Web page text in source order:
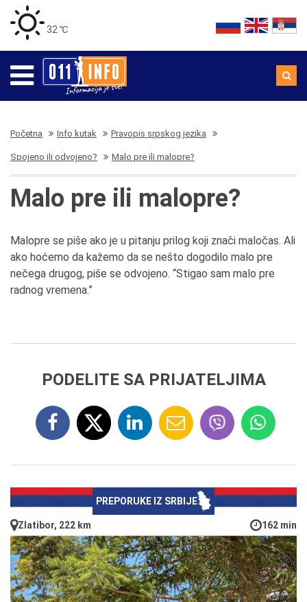
32 ℃
Početna Info kutak Pravopis srpskog jezika
Spojeno ili odvojeno? Malo pre ili malopre?
Malo pre ili malopre?
Malopre se piše ako je u pitanju prilog koji znači maločas. Ali
ako hoćemo da kažemo da se nešto dogodilo malo pre
nečega drugog, piše se odvojeno. “Stigao sam malo pre
radnog vremena.”
PODELITE SA PRIJATELJIMA
PREPORUKE IZ SRBIJE
Zlatibor, 222 km 162 min